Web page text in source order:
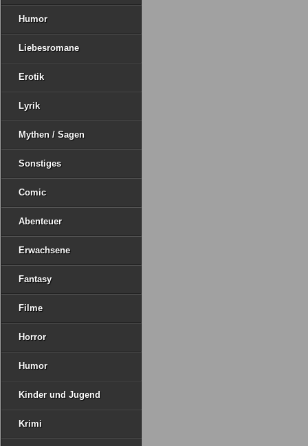
Humor
Liebesromane
Erotik
Lyrik
Mythen / Sagen
Sonstiges
Comic
Abenteuer
Erwachsene
Fantasy
Filme
Horror
Humor
Kinder und Jugend
Krimi